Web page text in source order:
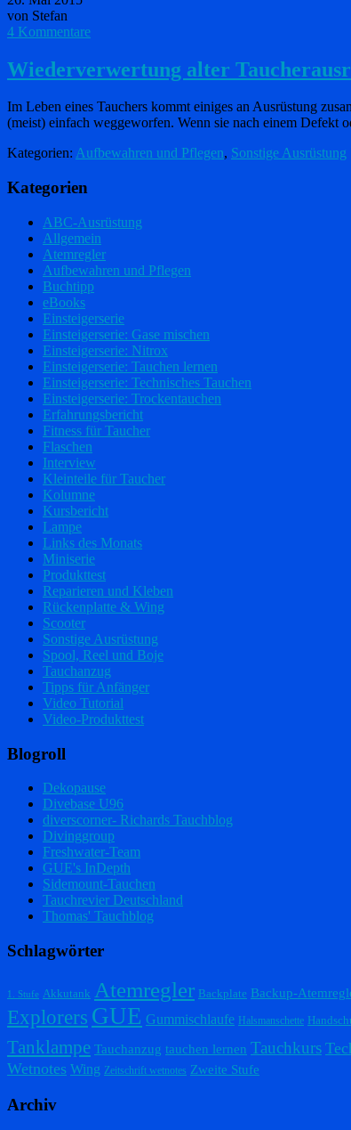
von Stefan
4 Kommentare
Wiederverwertung alter
Im Leben eines Tauchers kommt einiges an Ausrüstung
(meist) einfach weggeworfen. Wenn sie nach einem Defekt
Kategorien: Aufbewahren und Pflegen, Sonstige Ausrüstung
Kategorien
ABC-Ausrüstung
Allgemein
Atemregler
Aufbewahren und Pflegen
Buchtipp
eBooks
Einsteigerserie
Einsteigerserie: Gase mischen
Einsteigerserie: Nitrox
Einsteigerserie: Tauchen lernen
Einsteigerserie: Technisches Tauchen
Einsteigerserie: Trockentauchen
Erfahrungsbericht
Fitness für Taucher
Flaschen
Interview
Kleinteile für Taucher
Kolumne
Kursbericht
Lampe
Links des Monats
Miniserie
Produkttest
Reparieren und Kleben
Rückenplatte & Wing
Scooter
Sonstige Ausrüstung
Spool, Reel und Boje
Tauchanzug
Tipps für Anfänger
Video Tutorial
Video-Produkttest
Blogroll
Dekopause
Divebase U96
diverscorner- Richards Tauchblog
Divinggroup
Freshwater-Team
GUE's InDepth
Sidemount-Tauchen
Tauchrevier Deutschland
Thomas' Tauchblog
Schlagwörter
1. Stufe Akkutank Atemregler Backplate Backup-
Explorers GUE Gummischlaufe Halsmanschette
Tanklampe Tauchanzug tauchen lernen Tauchkurs
Wetnotes Wing Zeitschrift wetnotes Zweite Stufe
Archiv